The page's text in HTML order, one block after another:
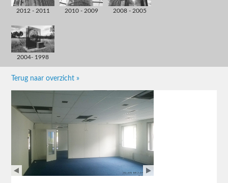
2012 - 2011 2010 - 2009 2008 - 2005
2004- 1998
Terug naar overzicht »